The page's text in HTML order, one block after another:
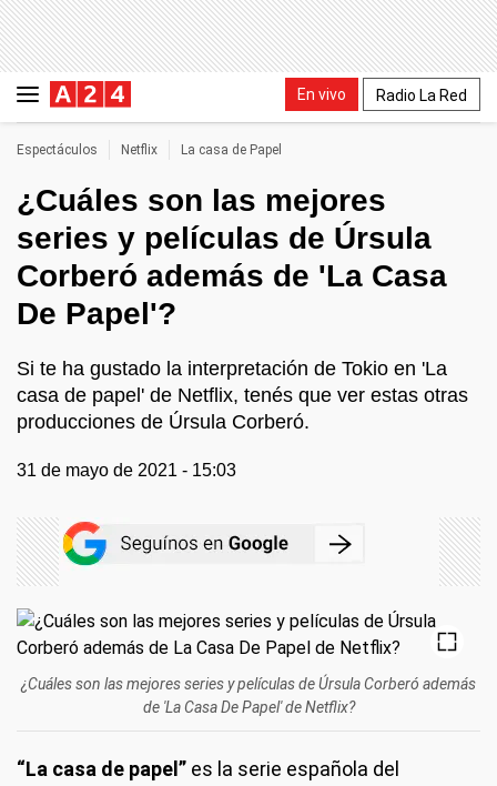
En vivo Radio La Red
Espectáculos Netflix La casa de Papel
¿Cuáles son las mejores
series y películas de Úrsula
Corberó además de 'La Casa
De Papel'?
Si te ha gustado la interpretación de Tokio en 'La
casa de papel' de Netflix, tenés que ver estas otras
producciones de Úrsula Corberó.
31 de mayo de 2021 - 15:03
¿Cuáles son las mejores series y películas de Úrsula Corberó además
de 'La Casa De Papel' de Netflix?
“La casa de papel” es la serie española del